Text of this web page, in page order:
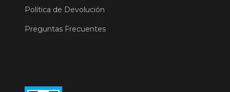
Política de Devolución
Preguntas Frecuentes